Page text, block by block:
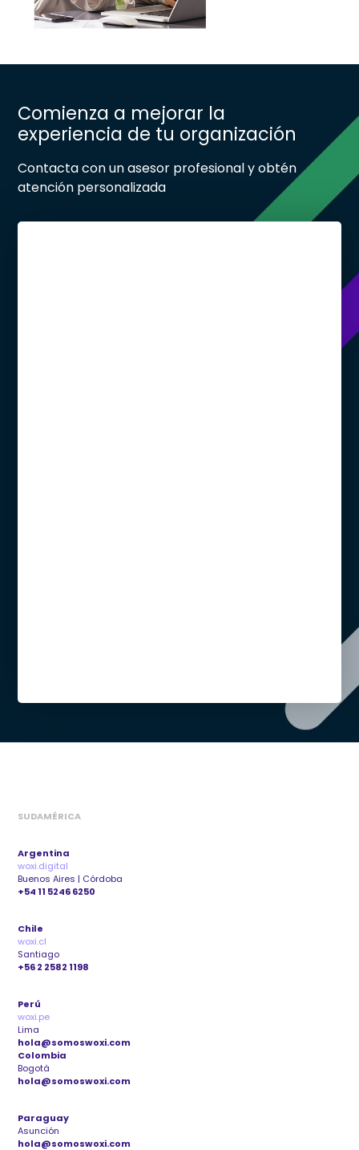
Comienza a mejorar la
experiencia de tu organización
Contacta con un asesor profesional y obtén
atención personalizada
SUDAMÉRICA
Argentina
woxi.digital
Buenos Aires | Córdoba
+54 11 5246 6250
Chile
woxi.cl
Santiago
+56 2 2582 1198
Perú
woxi.pe
Lima
hola@somoswoxi.com
Colombia
Bogotá
hola@somoswoxi.com
Paraguay
Asunción
hola@somoswoxi.com